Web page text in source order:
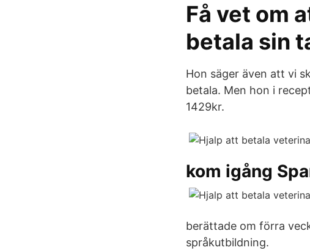
Få vet om
betala sin
Hon säger även att vi
betala. Men hon i
1429kr.
kom igång
berättade om förra
språkutbildning.